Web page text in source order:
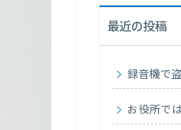
最近の投稿
録音機で
お役所で